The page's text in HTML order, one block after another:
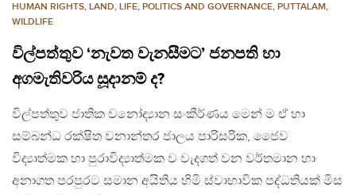
HUMAN RIGHTS, LAND, LIFE, POLITICS AND GOVERNANCE, PUTTALAM,
WILDLIFE
විල්පත්තුව ‘නැවත වැනසීමට’ ජනපති හා
අගමැතිවරිය සූදානම් ද?
විල්පත්තුව ජාතික වනෝද්‍යාන සංකීර්ණය මෙන් ම ඒ හා
සම්බන්ධ රක්ෂිත වනාන්තර ජාලය පාරිසරික, ජෛව
විද්‍යාත්මක හා පුරාවිද්‍යාත්මක ව වැදගත් වන වර්තමාන හා
අනාගත පරපුරට සමාන අයිතිය හිමි ස්වාභාවික පද්ධතියක් මිස